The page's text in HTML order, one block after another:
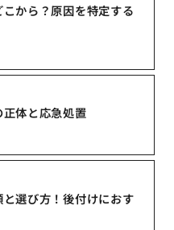
から？原因を特定する
体と応急処置
選び方！後付けにおす